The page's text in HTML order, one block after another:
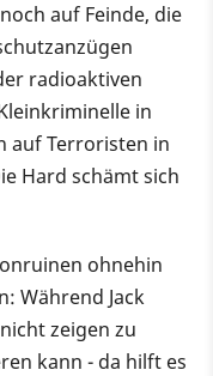
auf Feinde, die
radioaktiven
in
auf Terroristen in
Hard schämt sich
ohnehin
Während Jack
zeigen zu
kann - da hilft es